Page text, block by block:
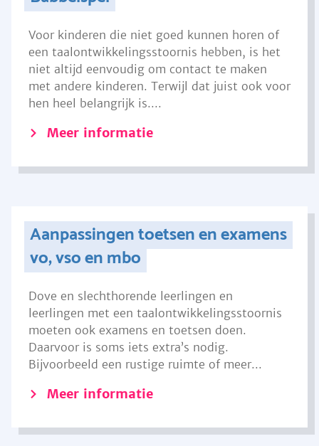
Voor kinderen die niet goed kunnen horen of
een taalontwikkelingsstoornis hebben, is het
niet altijd eenvoudig om contact te maken
met andere kinderen. Terwijl dat juist ook voor
hen heel belangrijk is....
Meer informatie
Aanpassingen toetsen en examens
vo, vso en mbo
Dove en slechthorende leerlingen en
leerlingen met een taalontwikkelingsstoornis
moeten ook examens en toetsen doen.
Daarvoor is soms iets extra’s nodig.
Bijvoorbeeld een rustige ruimte of meer...
Meer informatie